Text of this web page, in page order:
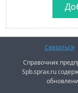
Связаться
Справочник
Spb.sprax.ru